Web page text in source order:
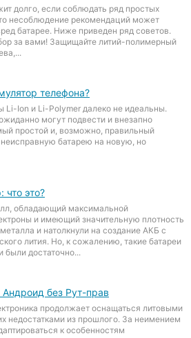
долго, если соблюдать ряд простых
несоблюдение рекомендаций может
батарее. Ниже приведен ряд советов.
за вами! Защищайте литий-полимерный
телефона?
Li-Ion и Li-Polymer далеко не идеальны.
могут подвести и внезапно
простой и, возможно, правильный
неисправную батарею на новую, но
что это?
обладающий максимальной
и имеющий значительную плотность
и натолкнули на создание АКБ с
лития. Но, к сожалению, такие батареи
были достаточно...
Андроид без Рут-прав
продолжает оснащаться литовыми
недостатками из прошлого. За неимением
к особенностям